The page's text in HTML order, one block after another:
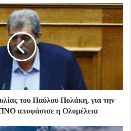
του Παύλου Πολάκη, για την
αποφάσισε η Ολομέλεια